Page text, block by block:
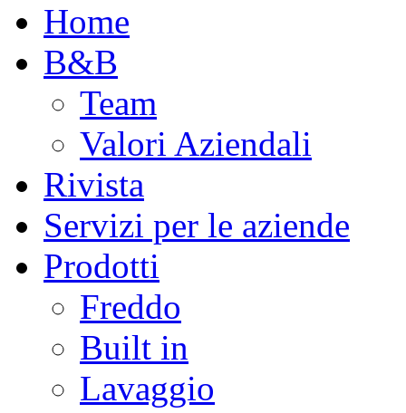
Home
B&B
Team
Valori Aziendali
Rivista
Servizi per le aziende
Prodotti
Freddo
Built in
Lavaggio